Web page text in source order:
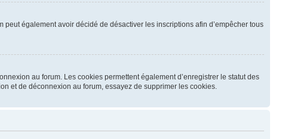
également avoir décidé de désactiver les inscriptions afin d’empêcher tous
au forum. Les cookies permettent également d’enregistrer le statut des
et de déconnexion au forum, essayez de supprimer les cookies.